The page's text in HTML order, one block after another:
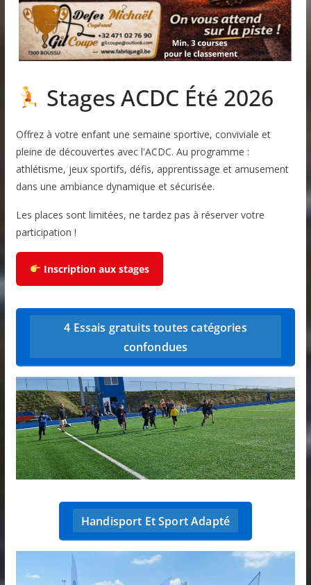
Stages ACDC Été 2026
Offrez à votre enfant une semaine sportive, conviviale et
pleine de découvertes avec l'ACDC. Au programme :
athlétisme, jeux sportifs, défis, apprentissage et amusement
dans une ambiance dynamique et sécurisée.
Les places sont limitées, ne tardez pas à réserver votre
participation !
Inscription aux stages
4 Essais gratuits toutes catégories
confondues
Handisport Et Sport Adapté